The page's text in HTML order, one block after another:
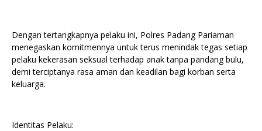
Dengan tertangkapnya pelaku ini, Polres Padang Pariaman
menegaskan komitmennya untuk terus menindak tegas setiap
pelaku kekerasan seksual terhadap anak tanpa pandang bulu,
demi terciptanya rasa aman dan keadilan bagi korban serta
keluarga.
Identitas Pelaku: